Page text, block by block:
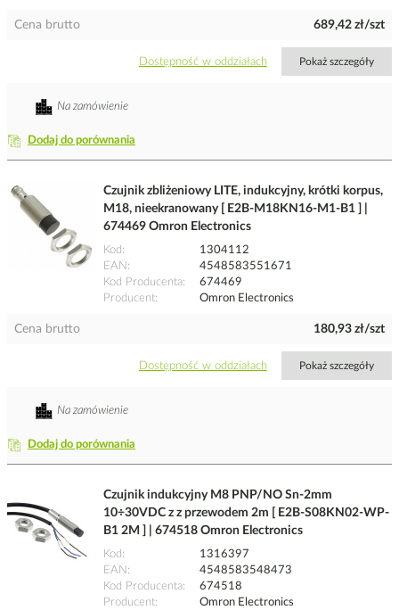
Cena brutto 689,42 zł/szt
Dostępność w oddziałach Pokaż szczegóły
Dodaj do porównania
Na zamówienie
Czujnik zbliżeniowy LITE, indukcyjny, krótki korpus,
M18, nieekranowany [ E2B-M18KN16-M1-B1 ] |
674469 Omron Electronics
Kod
1304112
EAN
4548583551671
Kod Producenta
674469
Producent
Omron Electronics
Cena brutto 180,93 zł/szt
Dostępność w oddziałach Pokaż szczegóły
Dodaj do porównania
Na zamówienie
Czujnik indukcyjny M8 PNP/NO Sn-2mm
10÷30VDC z z przewodem 2m [ E2B-S08KN02-WP-
B1 2M ] | 674518 Omron Electronics
Kod
1316397
EAN
4548583548473
Kod Producenta
674518
Producent
Omron Electronics